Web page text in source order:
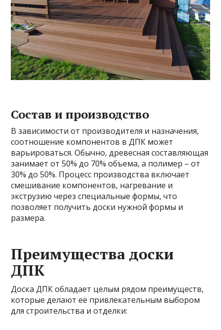
Состав и производство
В зависимости от производителя и назначения,
соотношение компонентов в ДПК может
варьироваться. Обычно, древесная составляющая
занимает от 50% до 70% объема, а полимер – от
30% до 50%. Процесс производства включает
смешивание компонентов, нагревание и
экструзию через специальные формы, что
позволяет получить доски нужной формы и
размера.
Преимущества доски
ДПК
Доска ДПК обладает целым рядом преимуществ,
которые делают её привлекательным выбором
для строительства и отделки: